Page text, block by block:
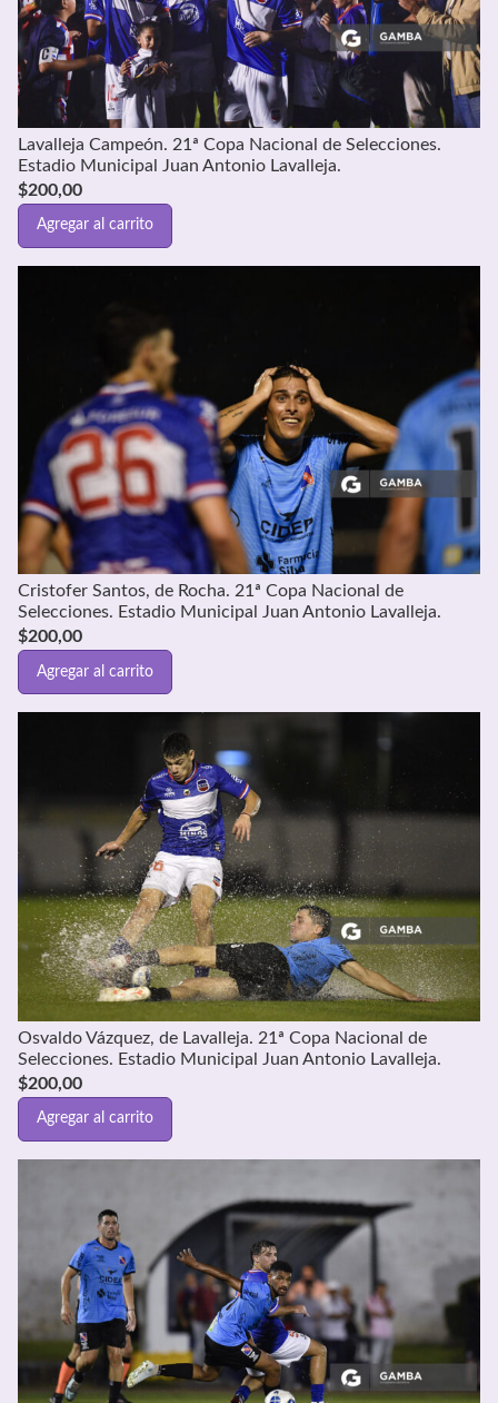
Lavalleja Campeón. 21ª Copa Nacional de Selecciones.
Estadio Municipal Juan Antonio Lavalleja.
$200,00
Agregar al carrito
Cristofer Santos, de Rocha. 21ª Copa Nacional de
Selecciones. Estadio Municipal Juan Antonio Lavalleja.
$200,00
Agregar al carrito
Osvaldo Vázquez, de Lavalleja. 21ª Copa Nacional de
Selecciones. Estadio Municipal Juan Antonio Lavalleja.
$200,00
Agregar al carrito